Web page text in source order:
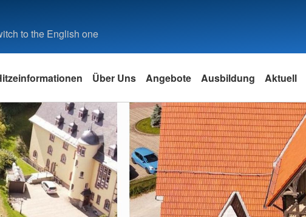
to the English one
Über Uns Angebote Ausbildung Aktuell